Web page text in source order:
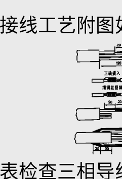
。
书装配图
卸下过滤
水和放气
蒸馏水更
放气螺拴。